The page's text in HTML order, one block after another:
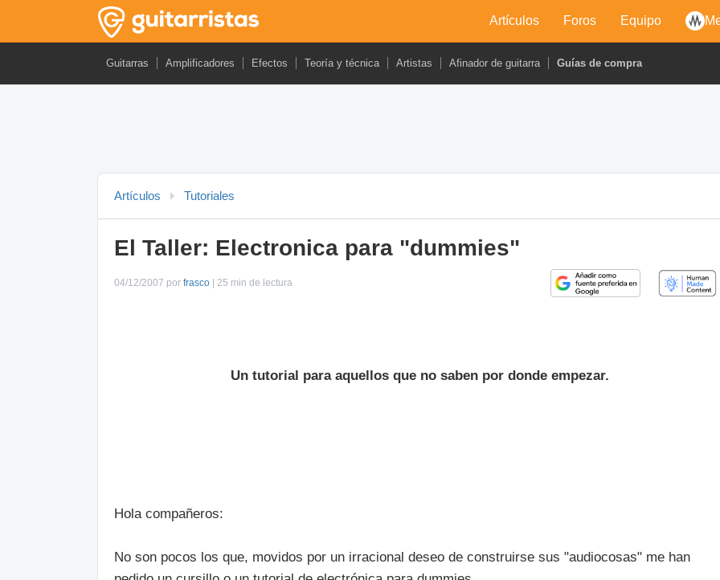
Artículos Foros Equipo
Guitarras Amplificadores Efectos Teoría y técnica Artistas Afinador de guitarra Guías de compra
Artículos Tutoriales
El Taller: Electronica para "dummies"
04/12/2007 por frasco | 25 min de lectura
Un tutorial para aquellos que no saben por donde empezar.
Hola compañeros:
No son pocos los que, movidos por un irracional deseo de construirse sus "audiocosas" me han